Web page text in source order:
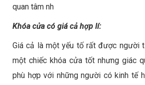
quan tâm nh
Khóa cửa có giá cả hợp lí:
Giá cả là một yếu tố rất được người
một chiếc khóa cửa tốt nhưng giác
phù hợp với những người có kinh tế